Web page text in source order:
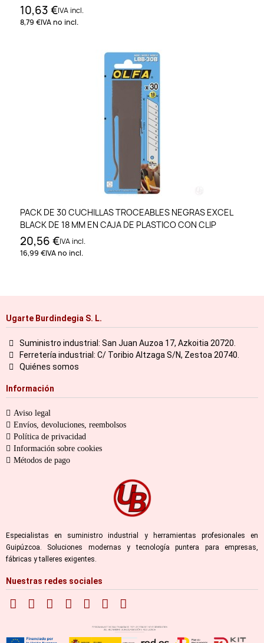
10,63 €IVA incl.
8,79 €IVA no incl.
PACK DE 30 CUCHILLAS TROCEABLES NEGRAS EXCEL
BLACK DE 18 MM EN CAJA DE PLASTICO CON CLIP
20,56 €IVA incl.
16,99 €IVA no incl.
Ugarte Burdindegia S. L.
Suministro industrial: San Juan Auzoa 17, Azkoitia 20720.
Ferretería industrial: C/ Toribio Altzaga S/N, Zestoa 20740.
Quiénes somos
Información
Aviso legal
Envíos, devoluciones, reembolsos
Política de privacidad
Información sobre cookies
Métodos de pago
Especialistas en suministro industrial y herramientas profesionales en
Guipúzcoa. Soluciones modernas y tecnología puntera para empresas,
fábricas y talleres exigentes.
Nuestras redes sociales